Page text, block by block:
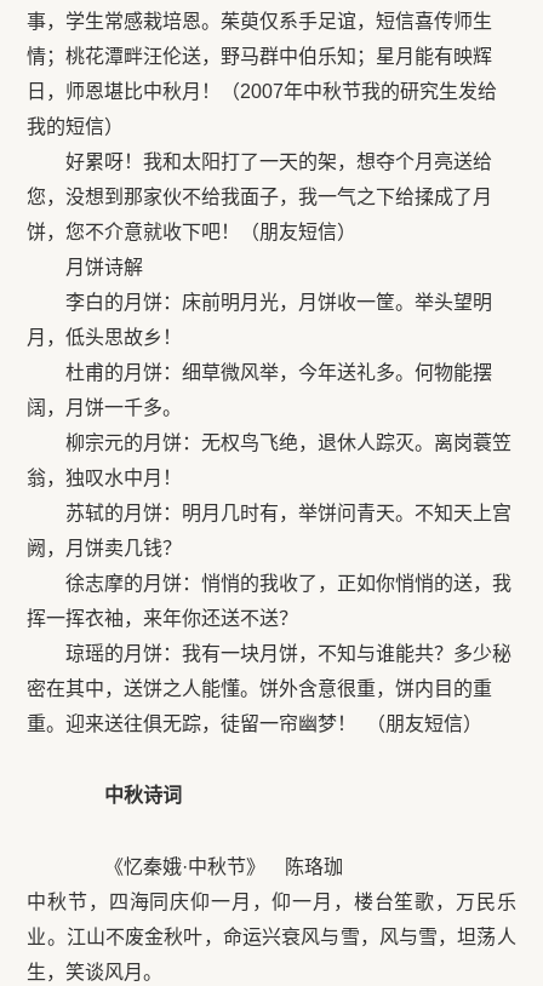
事，学生常感栽培恩。茱萸仅系手足谊，短信喜传师生
情；桃花潭畔汪伦送，野马群中伯乐知；星月能有映辉
日，师恩堪比中秋月！（2007年中秋节我的研究生发给
我的短信）
好累呀！我和太阳打了一天的架，想夺个月亮送给
您，没想到那家伙不给我面子，我一气之下给揉成了月
饼，您不介意就收下吧！（朋友短信）
月饼诗解
李白的月饼：床前明月光，月饼收一筐。举头望明
月，低头思故乡！
杜甫的月饼：细草微风举，今年送礼多。何物能摆
阔，月饼一千多。
柳宗元的月饼：无权鸟飞绝，退休人踪灭。离岗蓑笠
翁，独叹水中月！
苏轼的月饼：明月几时有，举饼问青天。不知天上宫
阙，月饼卖几钱？
徐志摩的月饼：悄悄的我收了，正如你悄悄的送，我
挥一挥衣袖，来年你还送不送？
琼瑶的月饼：我有一块月饼，不知与谁能共？多少秘
密在其中，送饼之人能懂。饼外含意很重，饼内目的重
重。迎来送往俱无踪，徒留一帘幽梦！ （朋友短信）
中秋诗词
《忆秦娥·中秋节》 陈珞珈
中秋节，四海同庆仰一月，仰一月，楼台笙歌，万民乐
业。江山不废金秋叶，命运兴衰风与雪，风与雪，坦荡人
生，笑谈风月。